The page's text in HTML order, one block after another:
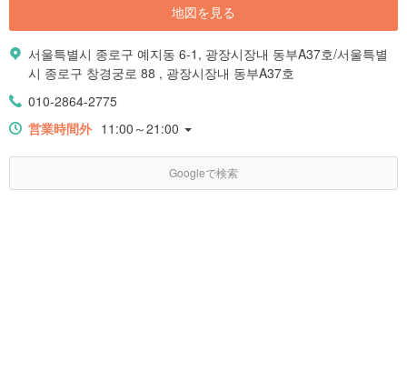
地図を見る
서울특별시 종로구 예지동 6-1, 광장시장내 동부A37호/서울특별
시 종로구 창경궁로 88 , 광장시장내 동부A37호
010-2864-2775
営業時間外 11:00～21:00
Googleで検索